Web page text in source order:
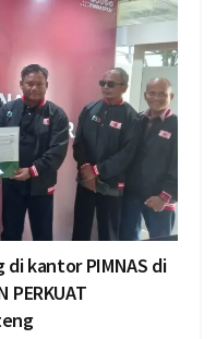
di kantor PIMNAS di
PERKUAT